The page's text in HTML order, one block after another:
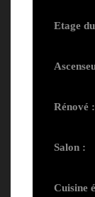
Etage
Rénové :
Salon :
Cuisine